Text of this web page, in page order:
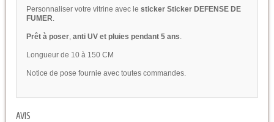
Personnaliser votre vitrine avec le sticker Sticker DEFENSE DE
FUMER
Prêt à poser anti UV et pluies pendant 5 ans
Longueur de 10 à 150 CM
Notice de pose fournie avec toutes commandes.
AVIS